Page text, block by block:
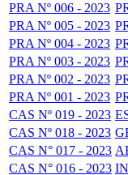
PRA Nº 006 - 2023
PRA Nº 005 - 2023
PRA Nº 004 - 2023
PRA Nº 003 - 2023
PRA Nº 002 - 2023
PRA Nº 001 - 2023
CAS Nº 019 - 2023
CAS Nº 018 - 2023
CAS N° 017 - 2023
CAS N° 016 - 2023